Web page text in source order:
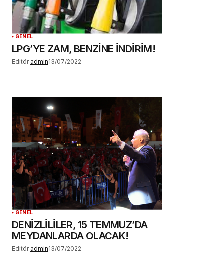
GENEL
LPG’YE ZAM, BENZİNE İNDİRİM!
Editör admin13/07/2022
GENEL
DENİZLİLİLER, 15 TEMMUZ’DA
MEYDANLARDA OLACAK!
Editör admin13/07/2022